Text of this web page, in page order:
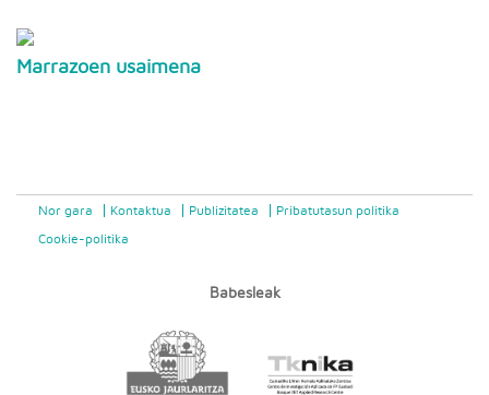
Marrazoen usaimena
Nor gara Kontaktua Publizitatea Pribatutasun politika
Cookie-politika
Babesleak